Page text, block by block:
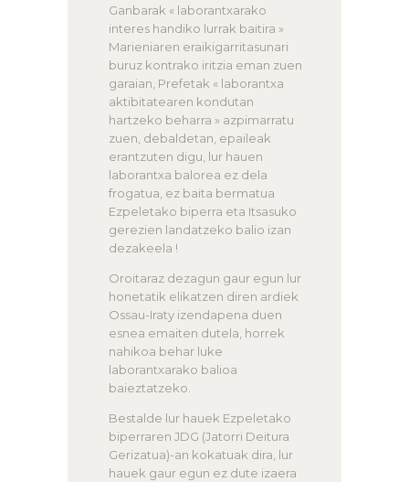
Ganbarak « laborantxarako
interes handiko lurrak baitira »
Marieniaren eraikigarritasunari
buruz kontrako iritzia eman zuen
garaian, Prefetak « laborantxa
aktibitatearen kondutan
hartzeko beharra » azpimarratu
zuen, debaldetan, epaileak
erantzuten digu, lur hauen
laborantxa balorea ez dela
frogatua, ez baita bermatua
Ezpeletako biperra eta Itsasuko
gerezien landatzeko balio izan
dezakeela !
Oroitaraz dezagun gaur egun lur
honetatik elikatzen diren ardiek
Ossau-Iraty izendapena duen
esnea emaiten dutela, horrek
nahikoa behar luke
laborantxarako balioa
baieztatzeko.
Bestalde lur hauek Ezpeletako
biperraren JDG (Jatorri Deitura
Gerizatua)-an kokatuak dira, lur
hauek gaur egun ez dute izaera